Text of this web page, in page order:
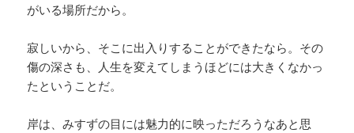
がいる場所だから。
寂しいから、そこに出入りすることができたなら。その
傷の深さも、人生を変えてしまうほどには大きくなかっ
たということだ。
岸は、みすずの目には魅力的に映っただろうなあと思